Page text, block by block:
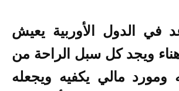
في الدول الأوربية يعيش
ويجد كل سبل الراحة من
مالي يكفيه ويجعله